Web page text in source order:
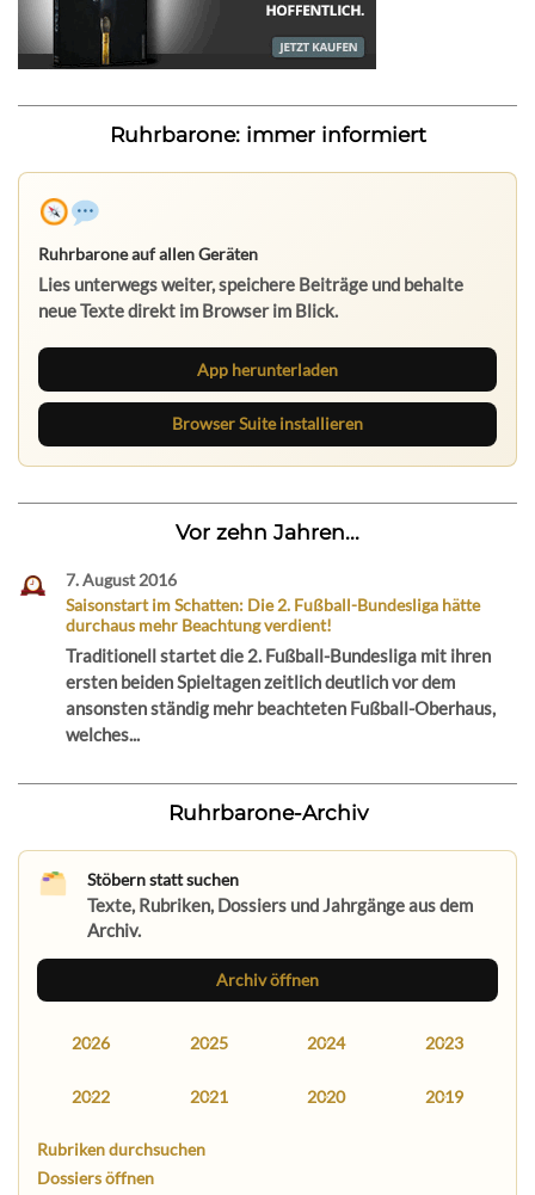
Ruhrbarone: immer informiert
Ruhrbarone auf allen Geräten
Lies unterwegs weiter, speichere Beiträge und behalte
neue Texte direkt im Browser im Blick.
App herunterladen
Browser Suite installieren
Vor zehn Jahren...
7. August 2016
Saisonstart im Schatten: Die 2. Fußball-Bundesliga hätte
durchaus mehr Beachtung verdient!
Traditionell startet die 2. Fußball-Bundesliga mit ihren
ersten beiden Spieltagen zeitlich deutlich vor dem
ansonsten ständig mehr beachteten Fußball-Oberhaus,
welches...
Ruhrbarone-Archiv
Stöbern statt suchen
Texte, Rubriken, Dossiers und Jahrgänge aus dem
Archiv.
Archiv öffnen
2026 2025 2024 2023
2022 2021 2020 2019
Rubriken durchsuchen
Dossiers öffnen